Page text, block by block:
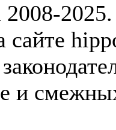
сайте
и